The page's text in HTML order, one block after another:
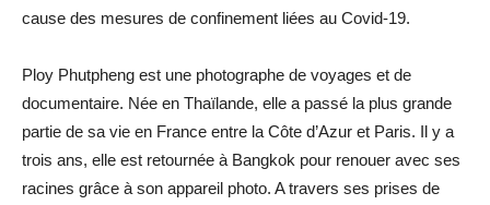
cause des mesures de confinement liées au Covid-19.
Ploy Phutpheng est une photographe de voyages et de
documentaire. Née en Thaïlande, elle a passé la plus grande
partie de sa vie en France entre la Côte d’Azur et Paris. Il y a
trois ans, elle est retournée à Bangkok pour renouer avec ses
racines grâce à son appareil photo. A travers ses prises de